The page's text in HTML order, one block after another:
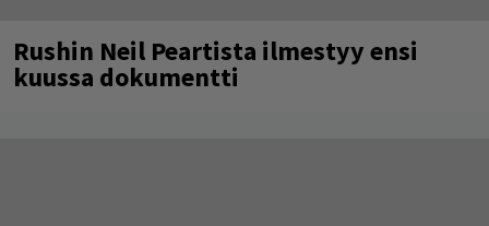
Rushin Neil Peartista ilmestyy ensi
kuussa dokumentti